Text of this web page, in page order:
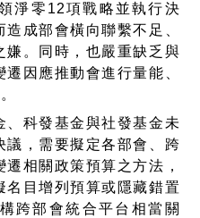
淨零12項戰略並執行決
成部會橫向聯繫不足、
嫌。同時，也嚴重缺乏與
因應推動會進行量能、
科發基金與社發基金未
議，需要擬定各部會、跨
相關政策預算之方法，
目增列預算或隱藏錯置
跨部會統合平台相當關